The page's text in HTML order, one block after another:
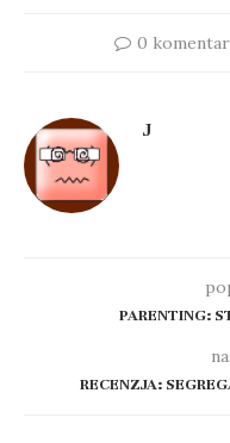
0
J
PARENTING:
RECENZJA: